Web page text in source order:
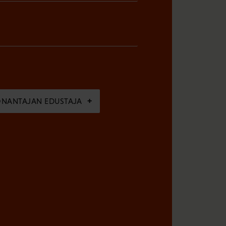
EDUSTAJA